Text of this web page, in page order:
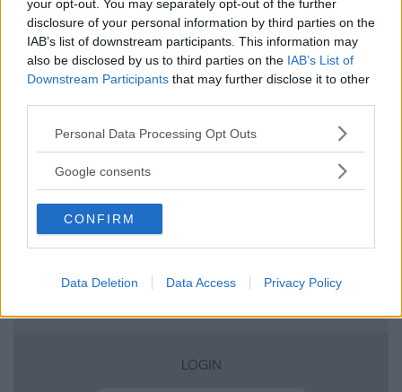
your opt-out. You may separately opt-out of the further
disclosure of your personal information by third parties on the
IAB’s list of downstream participants. This information may
also be disclosed by us to third parties on the IAB’s List of
Downstream Participants that may further disclose it to other
Please note that this website/app uses one or more Google
not limited to your visit or usage behaviour. You may click to
use your data for below specified purposes in below Google
consent section.
Personal Data Processing Opt Outs
Google consents
CONFIRM
Data Deletion Data Access Privacy Policy
Scrivi una recensione
Non sei ancora iscritta a
MammacheTest?
LOGIN